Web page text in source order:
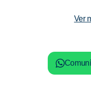
Ver